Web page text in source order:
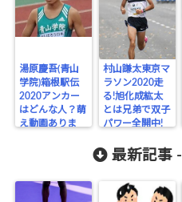
湯原慶吾(青山
学院)箱根駅伝
2020アンカー
はどんな人？萌
え動画ありま
村山謙太東京マ
ラソン2020走
る!旭化成紘太
とは兄弟で双子
パワー全開中!
最新記事 -